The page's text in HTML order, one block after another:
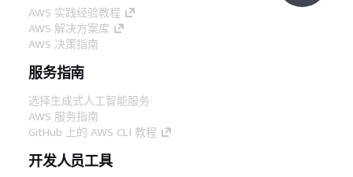
AWS 实践经验教程
AWS 解决方案库
AWS 决策指南
服务指南
选择生成式人工智能服务
AWS 服务指南
GitHub 上的 AWS CLI 教程
开发人员工具